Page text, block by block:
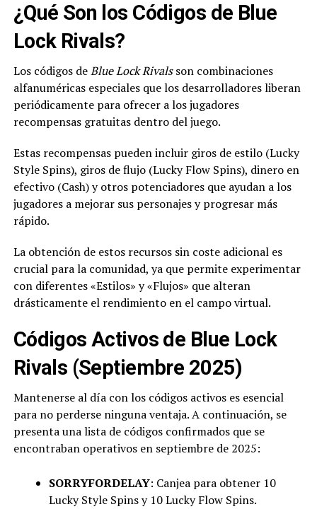
¿Qué Son los Códigos de Blue
Lock Rivals?
Los códigos deBlue Lock Rivalsson combinaciones
alfanuméricas especiales que los desarrolladores liberan
periódicamente para ofrecer a los jugadores
recompensas gratuitas dentro del juego.
Estas recompensas pueden incluir giros de estilo (Lucky
Style Spins), giros de flujo (Lucky Flow Spins), dinero en
efectivo (Cash) y otros potenciadores que ayudan a los
jugadores a mejorar sus personajes y progresar más
rápido.
La obtención de estos recursos sin coste adicional es
crucial para la comunidad, ya que permite experimentar
con diferentes «Estilos» y «Flujos» que alteran
drásticamente el rendimiento en el campo virtual.
Códigos Activos de Blue Lock
Rivals (Septiembre 2025)
Mantenerse al día con los códigos activos es esencial
para no perderse ninguna ventaja. A continuación, se
presenta una lista de códigos confirmados que se
encontraban operativos en septiembre de 2025:
SORRYFORDELAY: Canjea para obtener 10
Lucky Style Spins y 10 Lucky Flow Spins.